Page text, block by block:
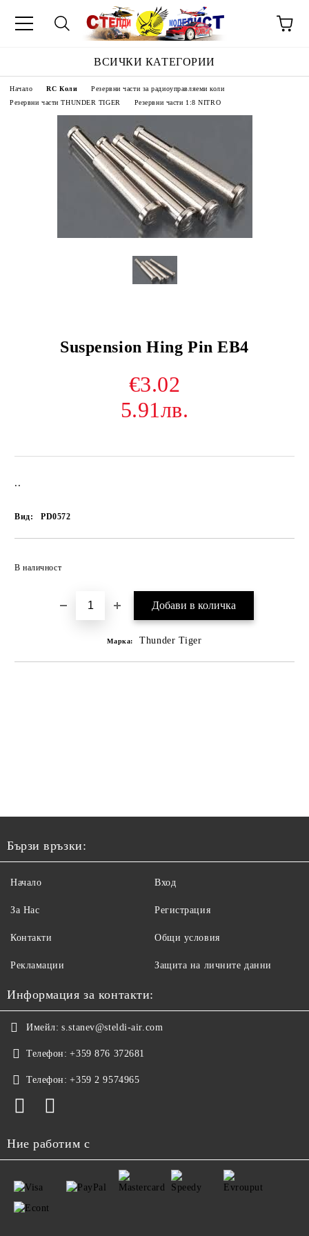
ВСИЧКИ КАТЕГОРИИ
Начало RC Коли
Резервни части за радиоуправляеми коли
Резервни части THUNDER TIGER
Резервни части 1:8 NITRO
Suspension Hing Pin EB4
€3.02
5.91лв.
..
Вид: PD0572
В наличност
Марка: Thunder Tiger
Бързи връзки:
Начало
За Нас
Контакти
Рекламации
Вход
Регистрация
Общи условия
Защита на личните данни
Информация за контакти:
Имейл: s.stanev@steldi-air.com
Телефон: +359 876 372681
Телефон: +359 2 9574965
Ние работим с